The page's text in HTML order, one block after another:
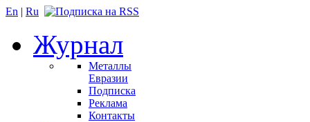
En | Ru
Журнал
Металлы
Евразии
Подписка
Реклама
Контакты